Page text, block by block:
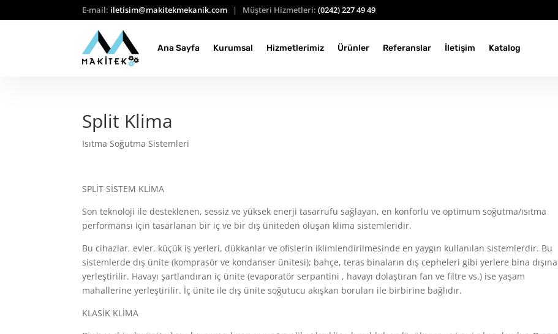
E-mail: iletisim@makitekmekanik.com | Müşteri Hizmetleri:(0242) 227 49 49
Ana Sayfa Kurumsal Hizmetlerimiz Ürünler Referanslar İletişim Katalog
Split Klima
Isıtma Soğutma Sistemleri
SPLİT SİSTEM KLİMA
Son teknoloji ile desteklenen, sessiz ve yüksek enerji tasarrufu sağlayan, en konforlu ve optimum soğutma/ısıtma
performansı için tasarlanan bir iç ve bir dış üniteden oluşan klima sistemleridir.
Bu cihazlar, evler, küçük iş yerleri, dükkanlar ve ofislerin iklimlendirilmesinde en yaygın kullanılan sistemlerdir. Bu
sistemlerde dış ünite (komprasör ve kondanser ünitesi); bahçe, teras binaların dış cepheleri gibi yerlere bina dışına
yerleştirilir. Havayı şartlandıran iç ünite (evaporatör serpantini , havayı dolaştıran fan ve filtre vs.) ise yaşam
mahallerine yerleştirilir. İç ünite ile dış ünite soğutucu akışkan boruları ile birbirine bağlıdır.
KLASİK KLİMA